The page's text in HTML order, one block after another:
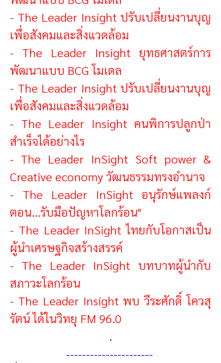
- The Leader Insight ปรับเปลี่ยนงานบุญ
เพื่อสังคมและสิ่งแวดล้อม
- The Leader Insight ยุทธศาสตร์การ
พัฒนาแบบ BCG โมเดล
- The Leader Insight ปรับเปลี่ยนงานบุญ
เพื่อสังคมและสิ่งแวดล้อม
- The Leader Insight คนพิการปลูกป่า
สำเร็จได้อย่างไร
- The Leader InSight Soft power &
Creative economy วัฒนธรรมทรงอำนาจ
- The Leader InSight อนุรักษ์แพลงก์
ตอน...รับมือปัญหาโลกร้อน"
- The Leader InSight ไทยกับโอกาสเป็น
ผู้นำเศรษฐกิจสร้างสรรค์
- The Leader InSight บทบาทผู้นำกับ
สภาวะโลกร้อน
- The Leader Insight พบ วีระศักดิ์ โควสุ
รัตน์ ได้ในวิทยุ FM 96.0
.
----------------------